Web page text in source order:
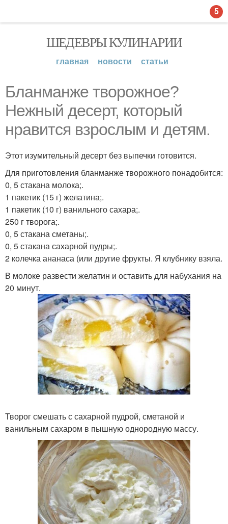
ШЕДЕВРЫ КУЛИНАРИИ
главная новости статьи
Бланманже творожное?
Нежный десерт, который
нравится взрослым и детям.
Этот изумительный десерт без выпечки готовится.
Для приготовления бланманже творожного понадобится:
0, 5 стакана молока;.
1 пакетик (15 г) желатина;.
1 пакетик (10 г) ванильного сахара;.
250 г творога;.
0, 5 стакана сметаны;.
0, 5 стакана сахарной пудры;.
2 колечка ананаса (или другие фрукты. Я клубнику взяла.
В молоке развести желатин и оставить для набухания на
20 минут.
Творог смешать с сахарной пудрой, сметаной и
ванильным сахаром в пышную однородную массу.
5